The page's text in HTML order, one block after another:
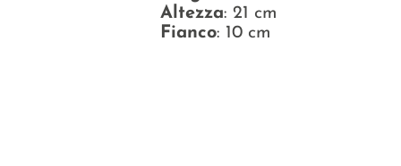
Altezza: 21 cm
Fianco: 10 cm